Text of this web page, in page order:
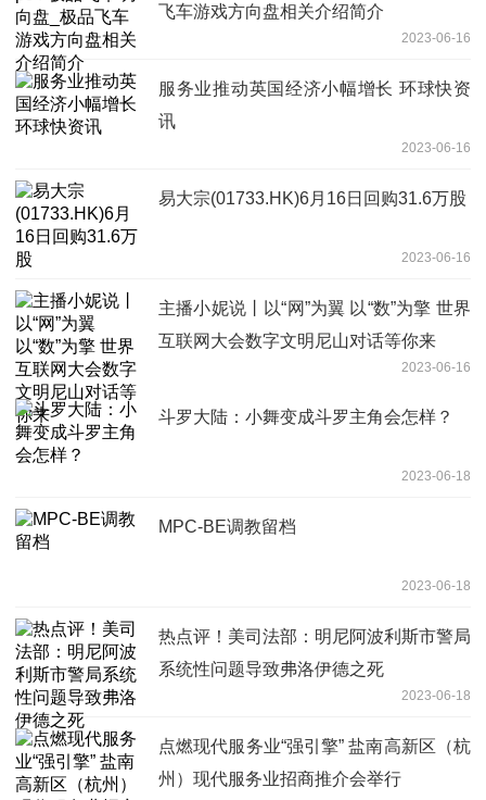
飞车游戏方向盘相关介绍简介
2023-06-16
服务业推动英国经济小幅增长 环球快资
讯
2023-06-16
易大宗(01733.HK)6月16日回购31.6万股
2023-06-16
主播小妮说丨以“网”为翼 以“数”为擎 世界
互联网大会数字文明尼山对话等你来
2023-06-16
斗罗大陆：小舞变成斗罗主角会怎样？
2023-06-18
MPC-BE调教留档
2023-06-18
热点评！美司法部：明尼阿波利斯市警局
系统性问题导致弗洛伊德之死
2023-06-18
点燃现代服务业“强引擎” 盐南高新区（杭
州）现代服务业招商推介会举行